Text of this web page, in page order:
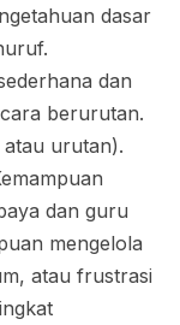
dasar
dan
berurutan.
atau urutan).
dan guru
mengelola
atau frustrasi